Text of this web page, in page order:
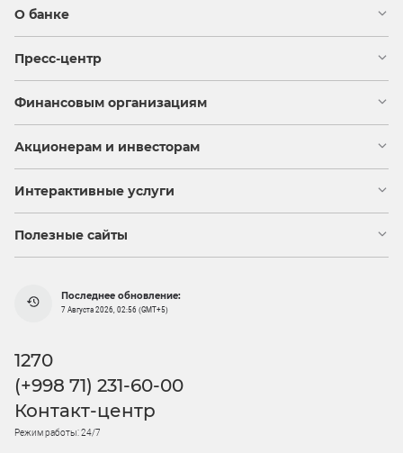
О банке
Пресс-центр
Финансовым организациям
Акционерам и инвесторам
Интерактивные услуги
Полезные сайты
Последнее обновление:
7 Августа 2026, 02:56 (GMT+5)
1270
(+998 71) 231-60-00
Контакт-центр
Режим работы: 24/7